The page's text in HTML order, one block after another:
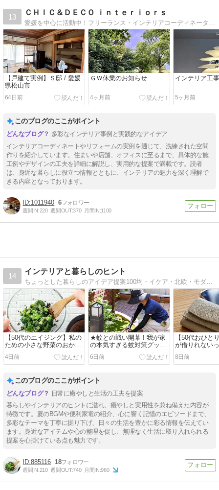
13
ＣＨＩＣ＆ＤＥＣＯ ｉｎｔｅｒｉｏｒｓ
【戸建て実例】Ｓ邸 / 愛媛
県松山市
64日前
ＧＷ休業のお知らせ
4ヶ月前
インテリア工
5ヶ月前
このブログのここがポイント
多彩なインテリア事例と実践的なアイデア
インテリアコーディネートやリフォームの実例を通じて、洗練された空間
作りを紹介しています。住まいや店舗、オフィスに至るまで、具体的な施
工例やデザインの工夫を詳細に解説し、実用的な提案で満載です。読者
は、身近な暮らしに役立つ情報とともに、インテリアの魅力を深く理解で
きる内容となっております。
1011940 6
週間IN:220 週間OUT:370 月間IN:1100
14
インテリアと暮らしのヒント
ちょっとした暮らしのアイデア提案100均・イケア・北欧・モダン手軽で可愛くがモットー。キレイは幸せを運びます。
【50代のエイジング】私の
ための小さな野菜のおかず
｜ブロッコリーの黒ごま和
え
4日前
★蚊との戦い開幕 ! 我が家
の本気すぎる蚊対策グッズ
大集合
6日前
【50代おひと
が借りれない
8日前
このブログのここがポイント
日常に癒やしと生活の工夫を提案
暮らしやインテリアのヒントに溢れ、癒やしと実用性を兼ね備えた内容が
特徴です。夏のBGMや便利家電の紹介、心に響く記憶のエピソードまで、
多彩なテーマを丁寧に掘り下げ、日々の生活を豊かに彩る情報を伝えてい
ます。身近なアイテムや心の整理を促し、無理なく生活に取り入れられる
提案を心掛けている点も魅力です。
885116 18
週間IN:210 週間OUT:740 月間IN:960